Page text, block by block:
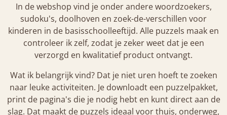
In de webshop vind je onder andere woordzoekers,
sudoku's, doolhoven en zoek-de-verschillen voor
kinderen in de basisschoolleeftijd. Alle puzzels maak en
controleer ik zelf, zodat je zeker weet dat je een
verzorgd en kwalitatief product ontvangt.
Wat ik belangrijk vind? Dat je niet uren hoeft te zoeken
naar leuke activiteiten. Je downloadt een puzzelpakket,
print de pagina's die je nodig hebt en kunt direct aan de
slag. Dat maakt de puzzels ideaal voor thuis, onderweg,